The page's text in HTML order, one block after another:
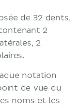
de 32 dents,
2
2
notation
de vue du
noms et les